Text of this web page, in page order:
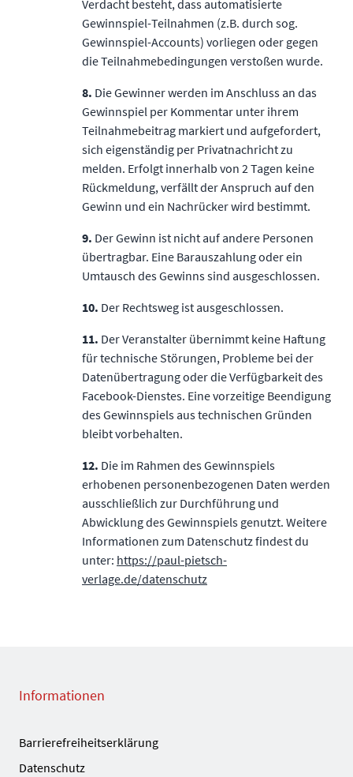
Verdacht besteht, dass automatisierte
Gewinnspiel-Teilnahmen (z.B. durch sog.
Gewinnspiel-Accounts) vorliegen oder gegen
die Teilnahmebedingungen verstoßen wurde.
8. Die Gewinner werden im Anschluss an das
Gewinnspiel per Kommentar unter ihrem
Teilnahmebeitrag markiert und aufgefordert,
sich eigenständig per Privatnachricht zu
melden. Erfolgt innerhalb von 2 Tagen keine
Rückmeldung, verfällt der Anspruch auf den
Gewinn und ein Nachrücker wird bestimmt.
9. Der Gewinn ist nicht auf andere Personen
übertragbar. Eine Barauszahlung oder ein
Umtausch des Gewinns sind ausgeschlossen.
10. Der Rechtsweg ist ausgeschlossen.
11. Der Veranstalter übernimmt keine Haftung
für technische Störungen, Probleme bei der
Datenübertragung oder die Verfügbarkeit des
Facebook-Dienstes. Eine vorzeitige Beendigung
des Gewinnspiels aus technischen Gründen
bleibt vorbehalten.
12. Die im Rahmen des Gewinnspiels
erhobenen personenbezogenen Daten werden
ausschließlich zur Durchführung und
Abwicklung des Gewinnspiels genutzt. Weitere
Informationen zum Datenschutz ﬁndest du
unter: https://paul-pietsch-
verlage.de/datenschutz
Informationen
Barrierefreiheitserklärung
Datenschutz